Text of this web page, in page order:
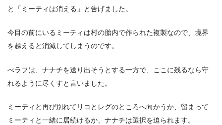
と「ミーティは消える」と告げました。
今目の前にいるミーティは村の胎内で作られた複製なので、境界
を越えると消滅してしまうのです。
べラフは、ナナチを送り出そうとする一方で、ここに残るなら守
れるように尽くすと言いました。
ミーティと再び別れてリコとレグのところへ向かうか、留まって
ミーティと一緒に居続けるか、ナナチは選択を迫られます。